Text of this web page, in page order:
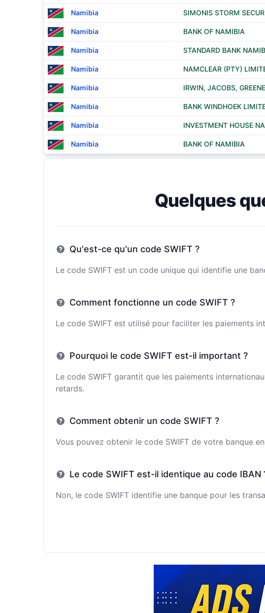
Namibia SIMONIS STORM
Namibia BANK OF NAMIBIA
Namibia STANDARD BANK
Namibia NAMCLEAR (PTY)
Namibia IRWIN, JACOBS,
Namibia BANK WINDHOEK
Namibia INVESTMENT HOUSE
Namibia BANK OF NAMIBIA
Quelques
Qu'est-ce qu'un code SWIFT ?
Le code SWIFT est un code unique qui identifie une
Comment fonctionne un code SWIFT ?
Le code SWIFT est utilisé pour faciliter les paiements
Pourquoi le code SWIFT est-il important ?
Le code SWIFT garantit que les paiements
retards.
Comment obtenir un code SWIFT ?
Vous pouvez obtenir le code SWIFT de votre banque
Le code SWIFT est-il identique au code IBAN
Non, le code SWIFT identifie une banque pour les